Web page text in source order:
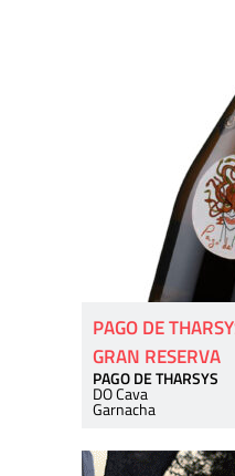
PAGO DE
GRAN RESERVA
PAGO DE THARSYS
DO Cava
Garnacha